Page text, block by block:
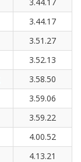
3.44.17
3.51.27
3.52.13
3.58.50
3.59.06
3.59.22
4.00.52
4.13.21